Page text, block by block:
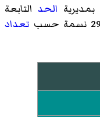
بمديرية الحد التابعة
تعداد